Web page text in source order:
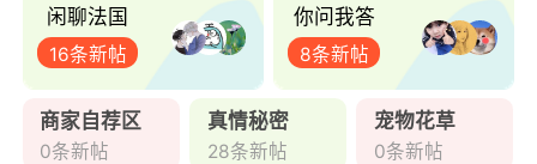
闲聊法国
16条新帖
你问我答
8条新帖
商家自荐区
0条新帖
真情秘密
28条新帖
宠物花草
0条新帖